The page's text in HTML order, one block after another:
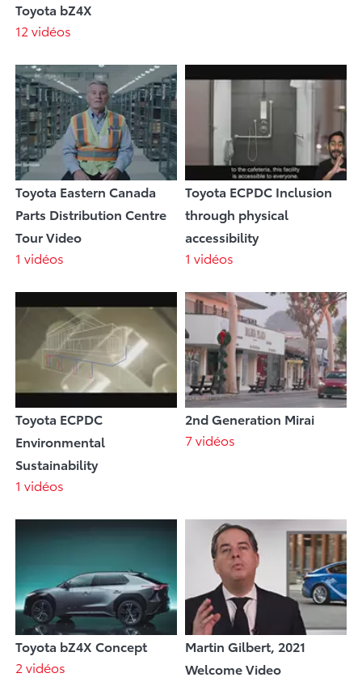
Toyota bZ4X
12 vidéos
Toyota Eastern Canada
Parts Distribution Centre
Tour Video
1 vidéos
Toyota ECPDC Inclusion
through physical
accessibility
1 vidéos
Toyota ECPDC
Environmental
Sustainability
1 vidéos
2nd Generation Mirai
7 vidéos
Toyota bZ4X Concept
2 vidéos
Martin Gilbert, 2021
Welcome Video